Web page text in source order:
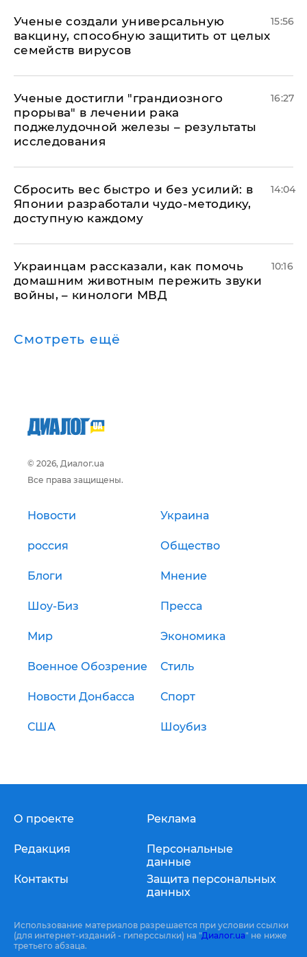
Ученые создали универсальную
вакцину, способную защитить от целых
семейств вирусов
15:56
Ученые достигли "грандиозного
прорыва" в лечении рака
поджелудочной железы – результаты
исследования
16:27
Сбросить вес быстро и без усилий: в
Японии разработали чудо-методику,
доступную каждому
14:04
Украинцам рассказали, как помочь
домашним животным пережить звуки
войны, – кинологи МВД
10:16
Смотреть ещё
© 2026, Диалог.ua
Все права защищены.
Новости Украина
россия Общество
Блоги Мнение
Шоу-Биз Пресса
Мир Экономика
Военное Обозрение Стиль
Новости Донбасса Спорт
США Шоубиз
О проекте
Редакция
Контакты
Реклама
Персональные
данные
Защита персональных
данных
Использование материалов разрешается при условии ссылки
(для интернет-изданий - гиперссылки) на "Диалог.ua" не ниже
третьего абзаца.